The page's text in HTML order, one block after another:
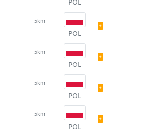
POL
5km
POL
5km
POL
5km
POL
5km
POL